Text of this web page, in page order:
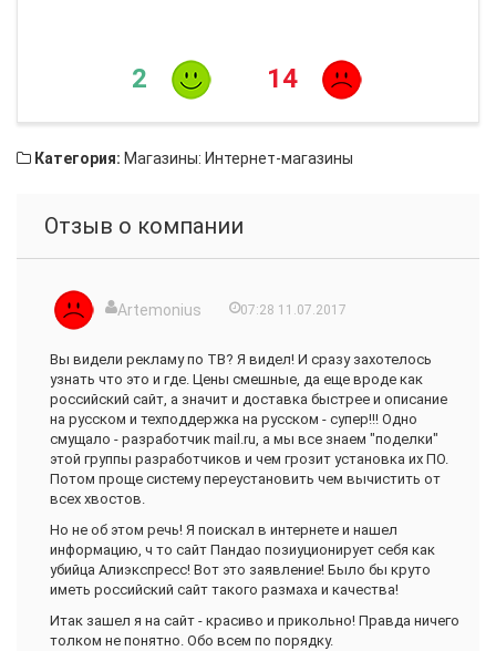
2 14
Категория: Магазины: Интернет-магазины
Отзыв о компании
Artemonius 07:28 11.07.2017
Вы видели рекламу по ТВ? Я видел! И сразу захотелось
узнать что это и где. Цены смешные, да еще вроде как
российский сайт, а значит и доставка быстрее и описание
на русском и техподдержка на русском - супер!!! Одно
смущало - разработчик mail.ru, а мы все знаем "поделки"
этой группы разработчиков и чем грозит установка их ПО.
Потом проще систему переустановить чем вычистить от
всех хвостов.
Но не об этом речь! Я поискал в интернете и нашел
информацию, ч то сайт Пандао позиуционирует себя как
убийца Алиэкспресс! Вот это заявление! Было бы круто
иметь российский сайт такого размаха и качества!
Итак зашел я на сайт - красиво и прикольно! Правда ничего
толком не понятно. Обо всем по порядку.